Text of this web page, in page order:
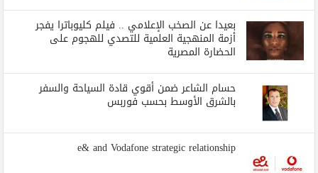
بعيدا عن الصخب الإعلامي .. فيلم كليوباترا يفجر
أزمة المنهجية العلمية للتصدي للهجوم على
الحضارة المصرية
حسام الشاعر ضمن أقوي قادة السياحة والسفر
بالشرق الأوسط بحسب فوربس
e& and Vodafone strategic relationship